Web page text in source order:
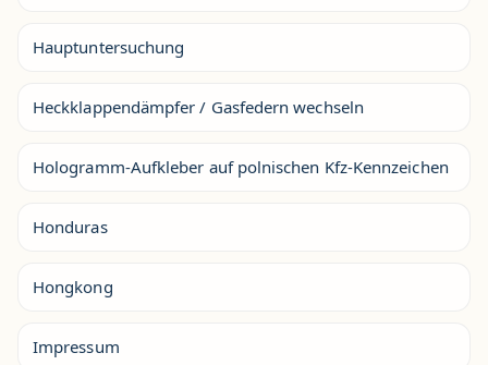
Hauptuntersuchung
Heckklappendämpfer / Gasfedern wechseln
Hologramm-Aufkleber auf polnischen Kfz-Kennzeichen
Honduras
Hongkong
Impressum